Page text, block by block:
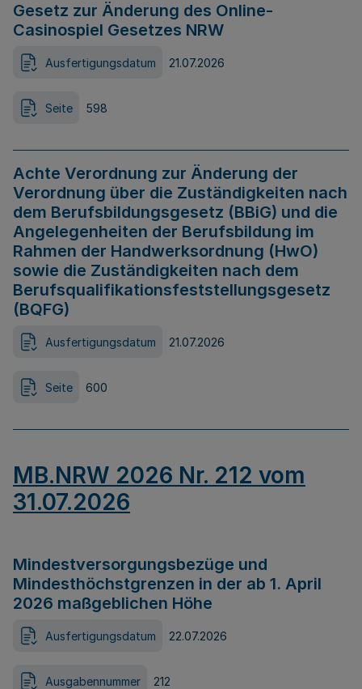
Gesetz zur Änderung des Online-
Casinospiel Gesetzes NRW
Ausfertigungsdatum 21.07.2026
Seite 598
Achte Verordnung zur Änderung der
Verordnung über die Zuständigkeiten nach
dem Berufsbildungsgesetz (BBiG) und die
Angelegenheiten der Berufsbildung im
Rahmen der Handwerksordnung (HwO)
sowie die Zuständigkeiten nach dem
Berufsqualifikationsfeststellungsgesetz
(BQFG)
Ausfertigungsdatum 21.07.2026
Seite 600
MB.NRW 2026 Nr. 212 vom
31.07.2026
Mindestversorgungsbezüge und
Mindesthöchstgrenzen in der ab 1. April
2026 maßgeblichen Höhe
Ausfertigungsdatum 22.07.2026
Ausgabennummer 212